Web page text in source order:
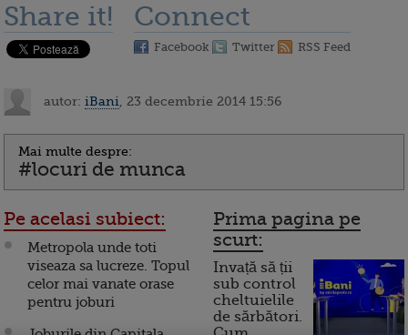
Share it! Connect
Facebook Twitter RSS Feed
autor: iBani , 23 decembrie 2014 15:56
Mai multe despre:
#locuri de munca
Pe acelasi subiect:
Metropola unde toti
viseaza sa lucreze. Topul
celor mai vanate orase
pentru joburi
Prima pagina pe
scurt:
Invață să ții
sub control
cheltuielile
de sărbători.